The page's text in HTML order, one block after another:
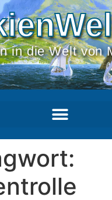
in die Welt von